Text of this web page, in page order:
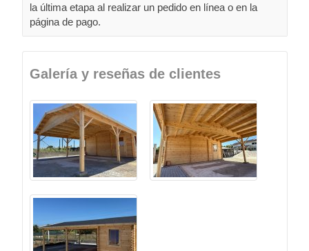
la última etapa al realizar un pedido en línea o en la
página de pago.
Galería y reseñas de clientes